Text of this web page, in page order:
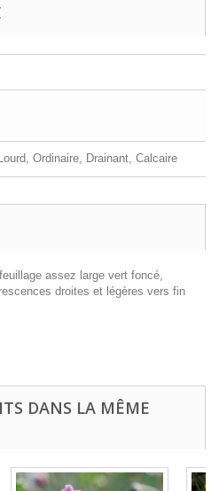
Ordinaire, Drainant, Calcaire
assez large vert foncé,
droites et légères vers fin
DANS LA MÊME